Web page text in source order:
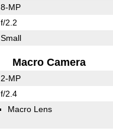
8-MP
f/2.2
Small
Macro Camera
2-MP
f/2.4
Macro Lens